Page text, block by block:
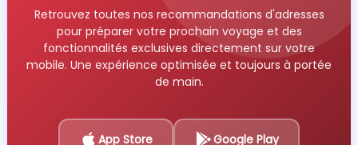
Retrouvez toutes nos recommandations d'adresses
pour préparer votre prochain voyage et des
fonctionnalités exclusives directement sur votre
mobile. Une expérience optimisée et toujours à portée
de main.
App Store Google Play